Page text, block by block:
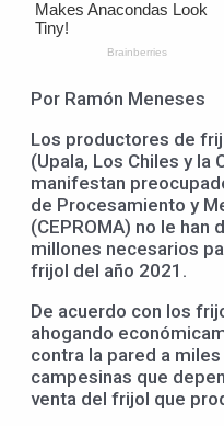
Por Ramón Meneses
Los productores de
(Upala, Los Chiles y la
manifestan
de Procesamiento y
(CEPROMA) no le
millones necesarios
frijol del año 2021.
De acuerdo con los
ahogando
contra la pared a
campesinas que
venta del frijol que